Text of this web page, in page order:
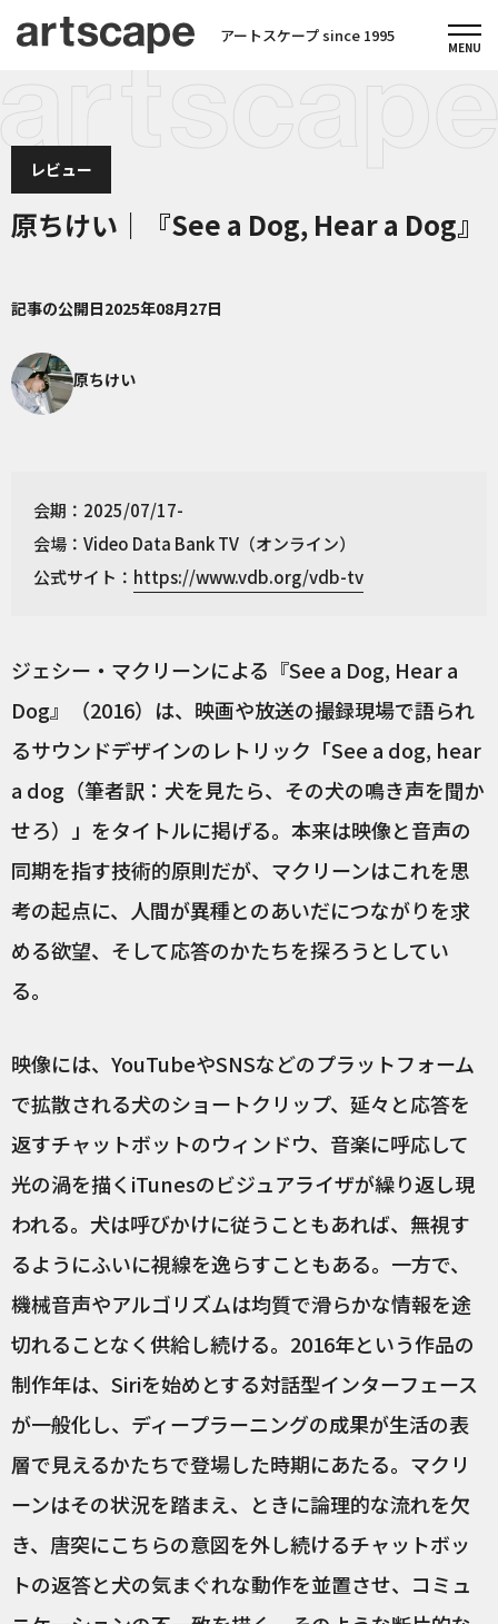
アートスケープ since 1995
レビュー
原ちけい｜『See a Dog, Hear a Dog』
記事の公開日2025年08月27日
原ちけい
会期：2025/07/17-
会場：Video Data Bank TV（オンライン）
公式サイト： https://www.vdb.org/vdb-tv
ジェシー・マクリーンによる『See a Dog, Hear a
Dog』（2016）は、映画や放送の撮録現場で語られ
るサウンドデザインのレトリック「See a dog, hear
a dog（筆者訳：犬を見たら、その犬の鳴き声を聞か
せろ）」をタイトルに掲げる。本来は映像と音声の
同期を指す技術的原則だが、マクリーンはこれを思
考の起点に、人間が異種とのあいだにつながりを求
める欲望、そして応答のかたちを探ろうとしてい
る。
映像には、YouTubeやSNSなどのプラットフォーム
で拡散される犬のショートクリップ、延々と応答を
返すチャットボットのウィンドウ、音楽に呼応して
光の渦を描くiTunesのビジュアライザが繰り返し現
われる。犬は呼びかけに従うこともあれば、無視す
るようにふいに視線を逸らすこともある。一方で、
機械音声やアルゴリズムは均質で滑らかな情報を途
切れることなく供給し続ける。2016年という作品の
制作年は、Siriを始めとする対話型インターフェース
が一般化し、ディープラーニングの成果が生活の表
層で見えるかたちで登場した時期にあたる。マクリ
ーンはその状況を踏まえ、ときに論理的な流れを欠
き、唐突にこちらの意図を外し続けるチャットボッ
トの返答と犬の気まぐれな動作を並置させ、コミュ